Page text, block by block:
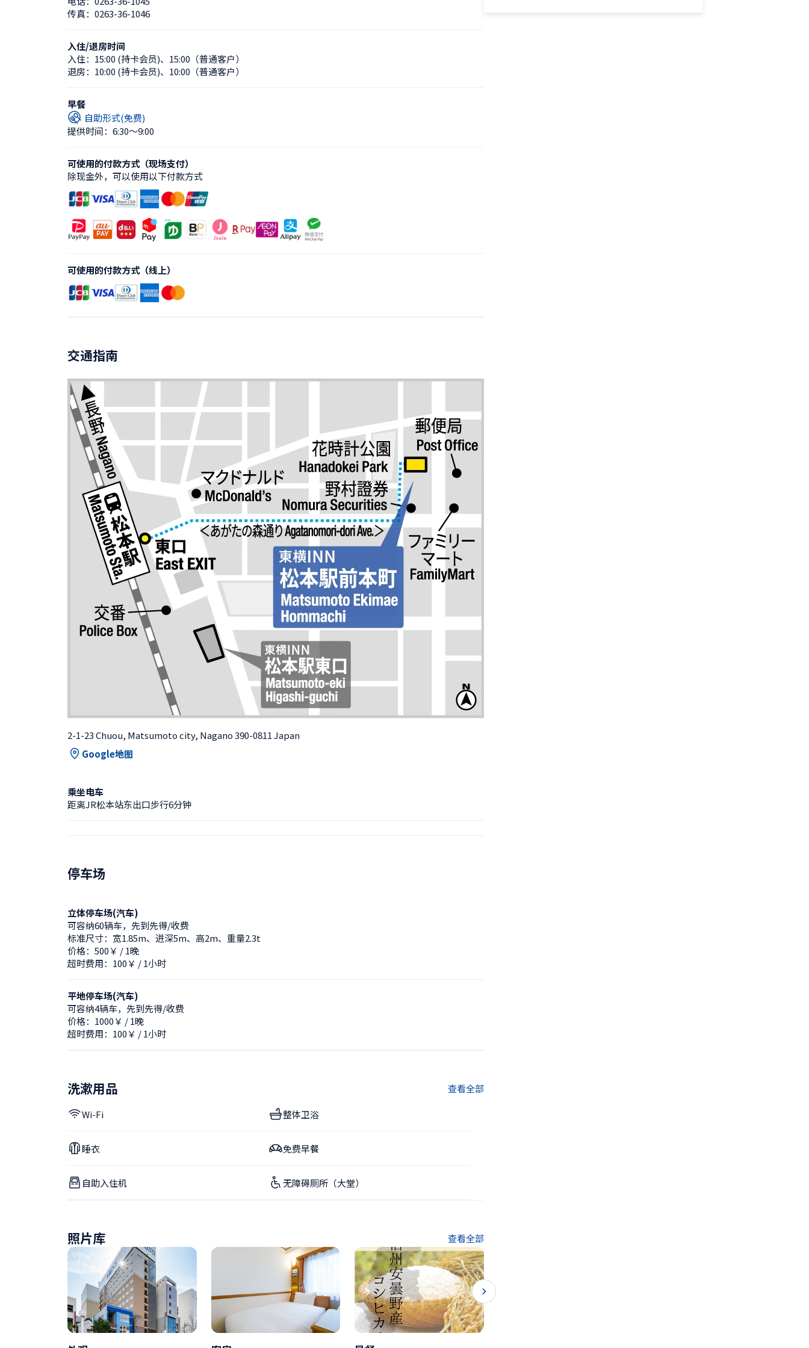
传真： 0263-36-1046
入住/退房时间
入住： 15:00 (持卡会员)、 15:00（普通客户）
退房： 10:00 (持卡会员)、 10:00（普通客户）
早餐
自助形式(免费)
提供时间：6:30〜9:00
可使用的付款方式（现场支付）
除现金外，可以使用以下付款方式
可使用的付款方式（线上）
交通指南
2-1-23 Chuou, Matsumoto city, Nagano 390-0811 Japan
Google地图
乘坐电车
距离JR松本站东出口步行6分钟
停车场
立体停车场(汽车)
可容纳60辆车，先到先得/收费
标准尺寸：宽1.85m、进深5m、高2m、重量2.3t
价格：500￥ / 1晚
超时费用：100￥ / 1小时
平地停车场(汽车)
可容纳4辆车，先到先得/收费
价格：1000￥ / 1晚
超时费用：100￥ / 1小时
洗漱用品 查看全部
Wi-Fi 整体卫浴
睡衣 免费早餐
自助入住机 无障碍厕所（大堂）
照片库 查看全部